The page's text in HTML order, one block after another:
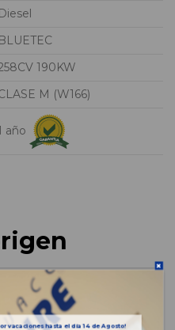
Diesel
BLUETEC
190KW
M (W166)
año
vacaciones hasta el día 14 de Agosto!